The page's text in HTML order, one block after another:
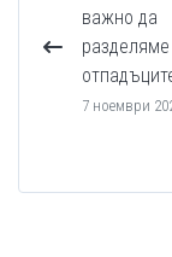
важно да
разделяме
7 ноември